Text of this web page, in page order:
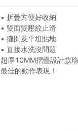
• 折疊方便好收納
• 雙面雙壓紋止滑
• 攤開及平坦貼地
• 直接水洗沒問題
超厚10MM摺疊設計款
最佳的動作表現！